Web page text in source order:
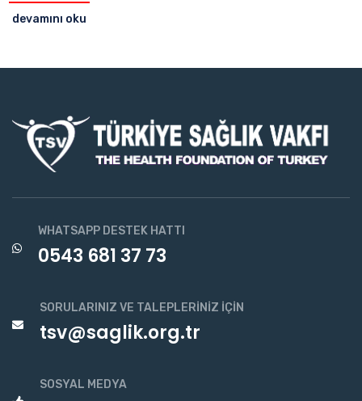
devamını oku
WHATSAPP DESTEK HATTI
0543 681 37 73
SORULARINIZ VE TALEPLERINIZ İÇIN
tsv@saglik.org.tr
SOSYAL MEDYA